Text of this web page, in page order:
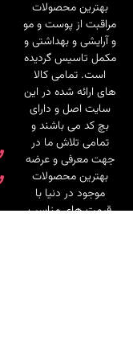
بهترین محصولات
مراقبت از پوست و مو
و آرایشی و بهداشتی و
مکمل تاسیس گردیده
است. تمامی کالا
های ارائه شده در این
سایت اصل و دارای
بچ کد می باشند و
تمامی تلاش ما در
جهت معرفی و عرضه
بهترین محصولات
موجود در دنیا با
قیمت های مناسب